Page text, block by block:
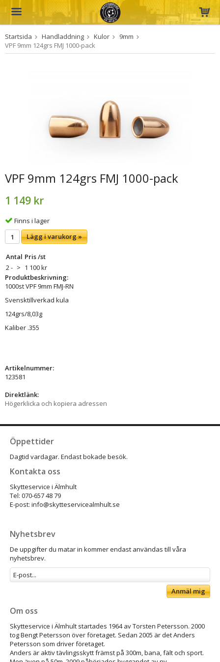
Produkten har blivit tillagd i varukorgen
Startsida Handladdning Kulor
9mm
VPF 9mm 124grs FMJ 1000-pack
VPF 9mm 124grs FMJ 1000-pack
1 149 kr
Finns i lager
Lägg i varukorg »
Antal Pris /st
2 - > 1 100 kr
Produktbeskrivning:
1000st VPF 9mm FMJ-RN
Svensktillverkad kula
124grs/8,03g
Kaliber .355
Artikelnummer:
123581
Direktlänk:
Högerklicka och kopiera adressen
Öppettider
Dagtid vardagar. Endast bokade besök.
Kontakta oss
Skytteservice i Älmhult
Tel: 070-657 48 79
E-post: info@skytteservicealmhult.se
Nyhetsbrev
De uppgifter du matar in kommer endast användas till våra
nyhetsbrev.
Anmäl mig
Om oss
Skytteservice i Älmhult startades 1964 av Torsten Petersson. 2000
tog Bengt Petersson över företaget. Sedan 2005 är det Anders
Petersson som driver företaget.
Anders är aktiv tävlingsskytt främst på 300m, bana, fält och sport.